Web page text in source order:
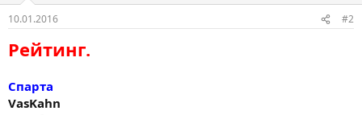
10.01.2016 #2
Рейтинг.
Спарта
VasKahn